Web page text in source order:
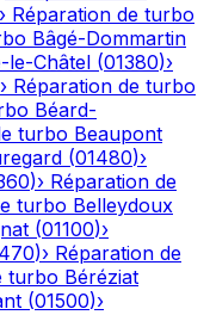
› Réparation de turbo
Bâgé-Dommartin
le-Châtel (01380)›
› Réparation de turbo
Béard-
turbo Beaupont
(01480)›
)› Réparation de
turbo Belleydoux
(01100)›
)› Réparation de
turbo Béréziat
(01500)›